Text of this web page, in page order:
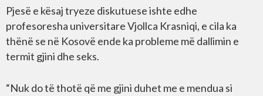
Pjesë e kësaj tryeze diskutuese ishte edhe
profesoresha universitare Vjollca Krasniqi, e cila ka
thënë se në Kosovë ende ka probleme më dallimin e
termit gjini dhe seks.
“Nuk do të thotë që me gjini duhet me e mendua si